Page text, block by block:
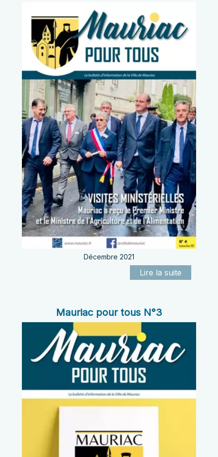
Décembre 2021
Mauriac pour tous N°3